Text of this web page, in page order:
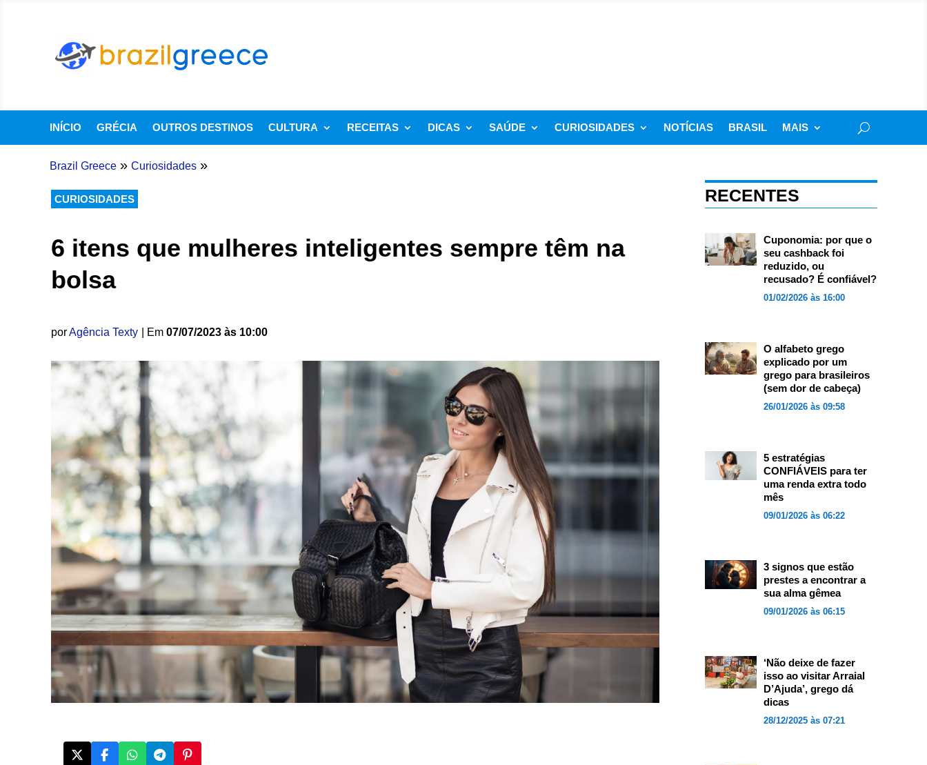
INÍCIO GRÉCIA OUTROS DESTINOS CULTURA RECEITAS DICAS SAÚDE CURIOSIDADES NOTÍCIAS BRASIL MAIS
Brazil Greece » Curiosidades »
CURIOSIDADES
6 itens que mulheres inteligentes sempre têm na
bolsa
porAgência Texty | Em 07/07/2023 às 10:00
RECENTES
Cuponomia: por que o
seu cashback foi
reduzido, ou
recusado? É confiável?
01/02/2026 às 16:00
O alfabeto grego
explicado por um
grego para brasileiros
(sem dor de cabeça)
26/01/2026 às 09:58
5 estratégias
CONFIÁVEIS para ter
uma renda extra todo
mês
09/01/2026 às 06:22
3 signos que estão
prestes a encontrar a
sua alma gêmea
09/01/2026 às 06:15
‘Não deixe de fazer
isso ao visitar Arraial
D’Ajuda’, grego dá
dicas
28/12/2025 às 07:21